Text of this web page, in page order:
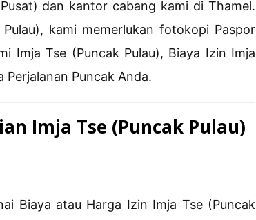
dan kantor cabang kami di Thamel.
kami memerlukan fotokopi Paspor
Imja Tse (Puncak Pulau), Biaya Izin Imja
Perjalanan Puncak Anda.
Imja Tse (Puncak Pulau)
Biaya atau Harga Izin Imja Tse (Puncak